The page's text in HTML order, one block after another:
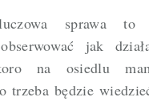
sprawa to
jak
na osiedlu
trzeba będzie